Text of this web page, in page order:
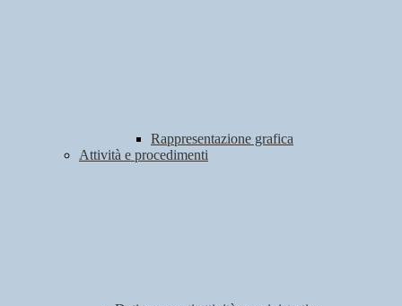
Rappresentazione grafica
Attività e procedimenti